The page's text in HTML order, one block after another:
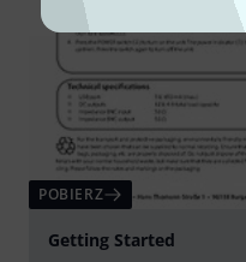
POBIERZ
Getting Started